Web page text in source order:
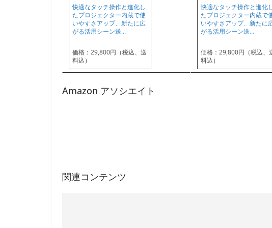
快適なタッチ操作と進化し
たプロジェクター内蔵で使
いやすさアップ、新たに広
がる活用シーン送…
価格：29,800円（税込、送
料込）
快適なタッチ操作と進化
たプロジェクター内蔵で
いやすさアップ、新たに
がる活用シーン送…
価格：29,800円（税込、
料込）
Amazon アソシエイト
関連コンテンツ